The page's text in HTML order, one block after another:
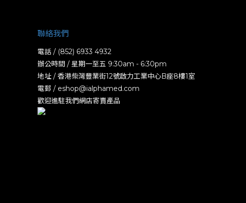
聯絡我們
電話 / (852) 6933 4932
辦公時間 / 星期一至五 9:30am - 6:30pm
地址 / 香港柴灣豐業街12號啟力工業中心B座8樓1室
電郵 / eshop@ialphamed.com
歡迎進駐我們網店寄賣產品